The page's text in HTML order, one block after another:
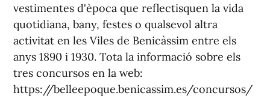
vestimentes d'època que reflectisquen la vida
quotidiana, bany, festes o qualsevol altra
activitat en les Viles de Benicàssim entre els
anys 1890 i 1930. Tota la informació sobre els
tres concursos en la web:
https://belleepoque.benicassim.es/concursos/